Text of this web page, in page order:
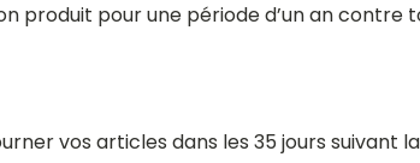
produit pour une période d’un an contre
vos articles dans les 35 jours